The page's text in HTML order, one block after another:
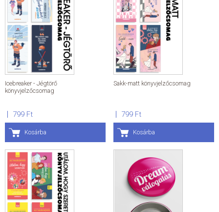
Icebreaker - Jégtörő
könyvjelzőcsomag
799 Ft
Kosárba
Sakk-matt könyvjelzőcsomag
799 Ft
Kosárba